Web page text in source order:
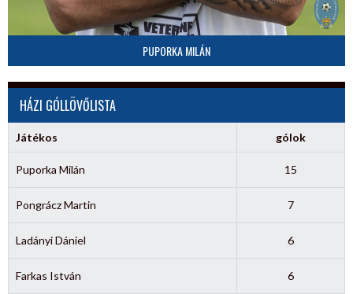
PUPORKA MILÁN
HÁZI GÓLLÖVŐLISTA
Játékos gólok
Puporka Milán 15
Pongrácz Martin 7
Ladányi Dániel 6
Farkas István 6